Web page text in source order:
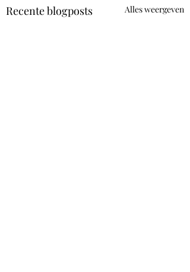
Recente blogposts Alles weergeven